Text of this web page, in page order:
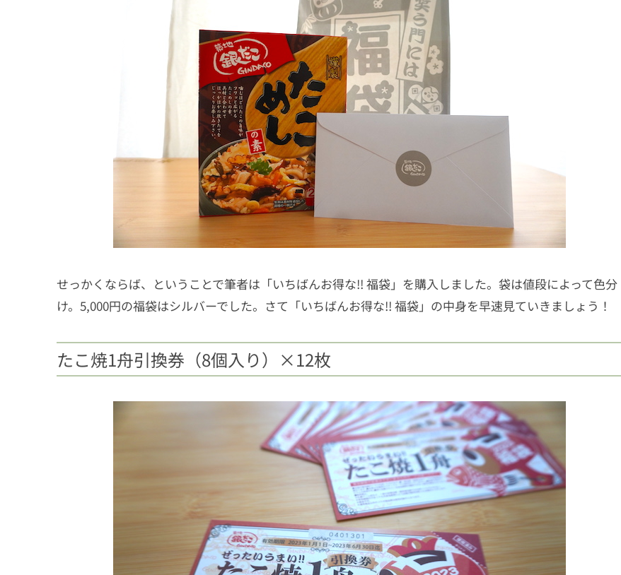
せっかくならば、ということで筆者は「いちばんお得な!! 福袋」を購入しました。袋は値段によって色分
け。5,000円の福袋はシルバーでした。さて「いちばんお得な!! 福袋」の中身を早速見ていきましょう！
たこ焼1舟引換券（8個入り）×12枚